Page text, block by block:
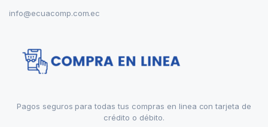
info@ecuacomp.com.ec
Pagos seguros para todas tus compras en linea con tarjeta de
crédito o débito.